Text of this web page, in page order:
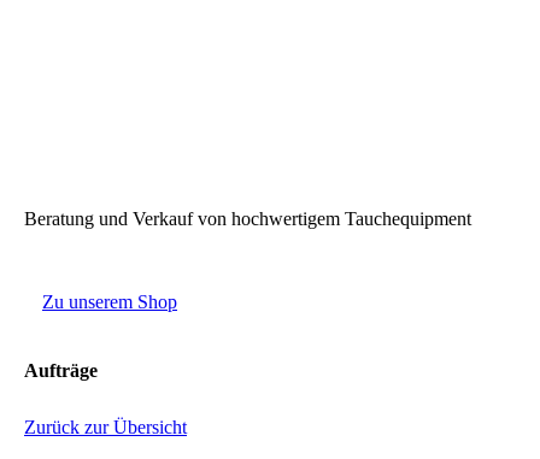
Beratung und Verkauf von hochwertigem Tauchequipment
Zu unserem Shop
Aufträge
Zurück zur Übersicht